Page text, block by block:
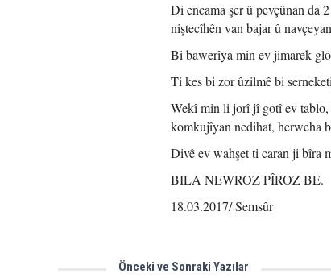
Di encama şer û pevçûnan da
niştecîhên van bajar û
Bi bawerîya min ev jimarek
Ti kes bi zor ûzilmê bi
Wekî min li jorî jî gotî ev tablo,
komkujîyan nedihat, herweha
Divê ev wahşet ti caran ji bîra
BILA NEWROZ PÎROZ BE.
18.03.2017/ Semsûr
Önceki ve Sonraki Yazılar